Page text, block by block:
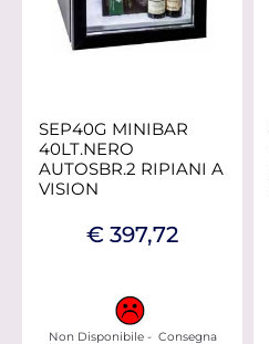
SEP40G MINIBAR
40LT.NERO
AUTOSBR.2 RIPIANI A
VISION
€ 397,72
Non Disponibile - Consegna